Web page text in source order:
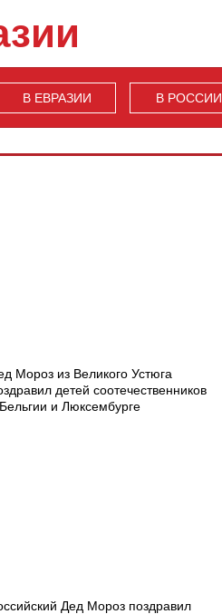
В ЕВРАЗИИ В РОССИИ
Мороз из Великого Устюга
детей соотечественников
и Люксембурге
Дед Мороз поздравил